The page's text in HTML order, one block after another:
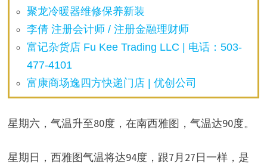
聚龙冷暖器维修保养新装
李倩 注册会计师 / 注册金融理财师
富记杂货店 Fu Kee Trading LLC | 电话：503-
477-4101
富康商场逸四方快递门店 | 优创公司
星期六，气温升至80度，在南西雅图，气温达90度。
星期日，西雅图气温将达94度，跟7月27日一样，是